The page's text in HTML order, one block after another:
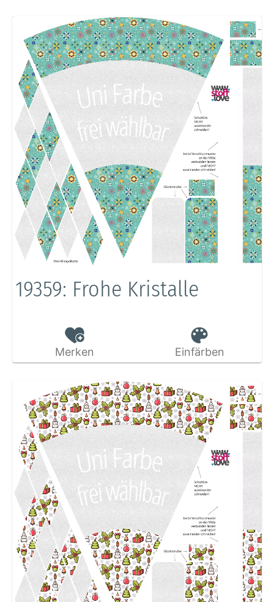
19359: Frohe Kristalle
Merken Einfärben